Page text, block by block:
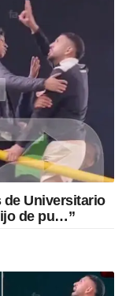
de Universitario
de pu…”